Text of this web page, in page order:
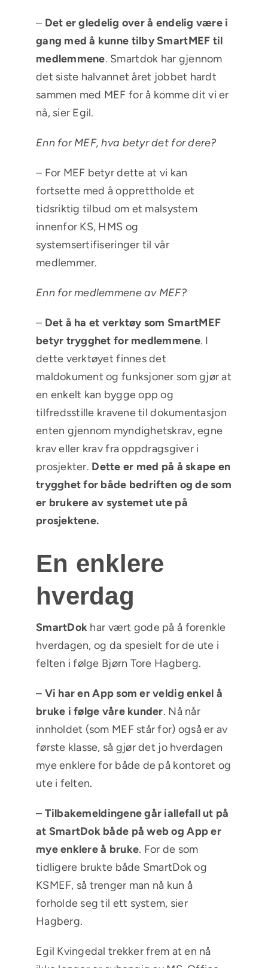
– Det er gledelig over å endelig være i
gang med å kunne tilby SmartMEF til
medlemmene. Smartdok har gjennom
det siste halvannet året jobbet hardt
sammen med MEF for å komme dit vi er
nå, sier Egil.
Enn for MEF, hva betyr det for dere?
– For MEF betyr dette at vi kan
fortsette med å opprettholde et
tidsriktig tilbud om et malsystem
innenfor KS, HMS og
systemsertifiseringer til vår
medlemmer.
Enn for medlemmene av MEF?
– Det å ha et verktøy som SmartMEF
betyr trygghet for medlemmene. I
dette verktøyet finnes det
maldokument og funksjoner som gjør at
en enkelt kan bygge opp og
tilfredsstille kravene til dokumentasjon
enten gjennom myndighetskrav, egne
krav eller krav fra oppdragsgiver i
prosjekter. Dette er med på å skape en
trygghet for både bedriften og de som
er brukere av systemet ute på
prosjektene.
En enklere
hverdag
SmartDok har vært gode på å forenkle
hverdagen, og da spesielt for de ute i
felten i følge Bjørn Tore Hagberg.
– Vi har en App som er veldig enkel å
bruke i følge våre kunder. Nå når
innholdet (som MEF står for) også er av
første klasse, så gjør det jo hverdagen
mye enklere for både de på kontoret og
ute i felten.
– Tilbakemeldingene går iallefall ut på
at SmartDok både på web og App er
mye enklere å bruke. For de som
tidligere brukte både SmartDok og
KSMEF, så trenger man nå kun å
forholde seg til ett system, sier
Hagberg.
Egil Kvingedal trekker frem at en nå